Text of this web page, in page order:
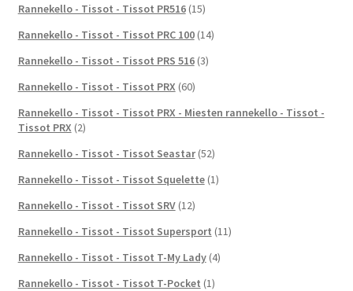
Rannekello - Tissot - Tissot PR516 (15)
Rannekello - Tissot - Tissot PRC 100 (14)
Rannekello - Tissot - Tissot PRS 516 (3)
Rannekello - Tissot - Tissot PRX (60)
Rannekello - Tissot - Tissot PRX - Miesten rannekello - Tissot -
Tissot PRX (2)
Rannekello - Tissot - Tissot Seastar (52)
Rannekello - Tissot - Tissot Squelette (1)
Rannekello - Tissot - Tissot SRV (12)
Rannekello - Tissot - Tissot Supersport (11)
Rannekello - Tissot - Tissot T-My Lady (4)
Rannekello - Tissot - Tissot T-Pocket (1)